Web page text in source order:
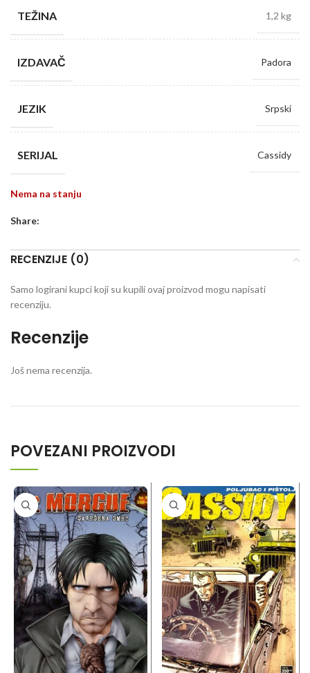
TEŽINA 1,2 kg
IZDAVAČ Padora
JEZIK Srpski
SERIJAL Cassidy
Nema na stanju
Share:
RECENZIJE (0)
Recenzije
Još nema recenzija.
Samo logirani kupci koji su kupili ovaj proizvod mogu napisati
recenziju.
POVEZANI PROIZVODI